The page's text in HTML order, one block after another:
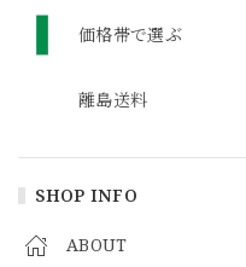
価格帯で選ぶ
離島送料
SHOP INFO
ABOUT